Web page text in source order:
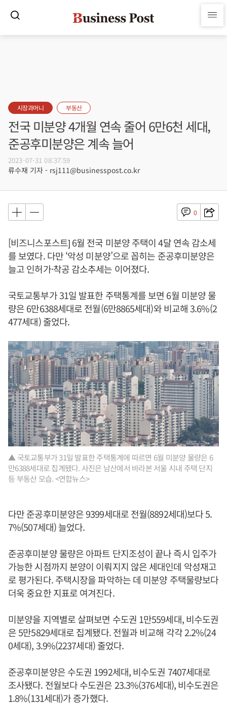
시장과머니 부동산
전국 미분양 4개월 연속 줄어 6만6천 세대,
준공후미분양은 계속 늘어
2023-07-31 08:37:59
류수재 기자 - rsj111@businesspost.co.kr
0
[비즈니스포스트] 6월 전국 미분양 주택이 4달 연속 감소세
를 보였다. 다만 ‘악성 미분양’으로 꼽히는 준공후미분양은
늘고 인허가·착공 감소추세는 이어졌다.
국토교통부가 31일 발표한 주택통계를 보면 6월 미분양 물
량은 6만6388세대로 전월(6만8865세대)와 비교해 3.6%(2
477세대) 줄었다.
▲ 국토교통부가 31일 발표한 주택통계에 따르면 6월 미분양 물량은 6
만6388세대로 집계됐다. 사진은 남산에서 바라본 서울 시내 주택 단지
등 부동산 모습. <연합뉴스>
다만 준공후미분양은 9399세대로 전월(8892세대)보다 5.
7%(507세대) 늘었다.
준공후미분양 물량은 아파트 단지조성이 끝나 즉시 입주가
가능한 시점까지 분양이 이뤄지지 않은 세대인데 악성재고
로 평가된다. 주택시장을 파악하는 데 미분양 주택물량보다
더욱 중요한 지표로 여겨진다.
미분양을 지역별로 살펴보면 수도권 1만559세대, 비수도권
은 5만5829세대로 집계됐다. 전월과 비교해 각각 2.2%(24
0세대), 3.9%(2237세대) 줄었다.
준공후미분양은 수도권 1992세대, 비수도권 7407세대로
조사됐다. 전월보다 수도권은 23.3%(376세대), 비수도권은
1.8%(131세대)가 증가했다.